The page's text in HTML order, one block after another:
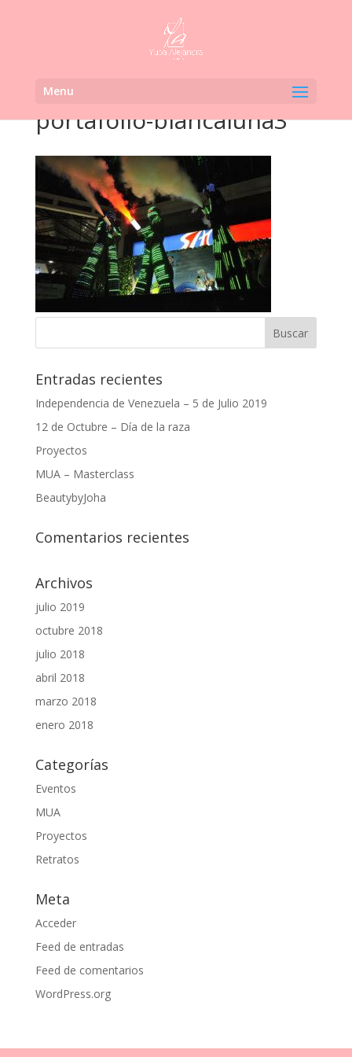
Menu
portafolio-blancaluna3
Entradas recientes
Independencia de Venezuela – 5 de Julio 2019
12 de Octubre – Día de la raza
Proyectos
MUA – Masterclass
BeautybyJoha
Comentarios recientes
Archivos
julio 2019
octubre 2018
julio 2018
abril 2018
marzo 2018
enero 2018
Categorías
Eventos
MUA
Proyectos
Retratos
Meta
Acceder
Feed de entradas
Feed de comentarios
WordPress.org